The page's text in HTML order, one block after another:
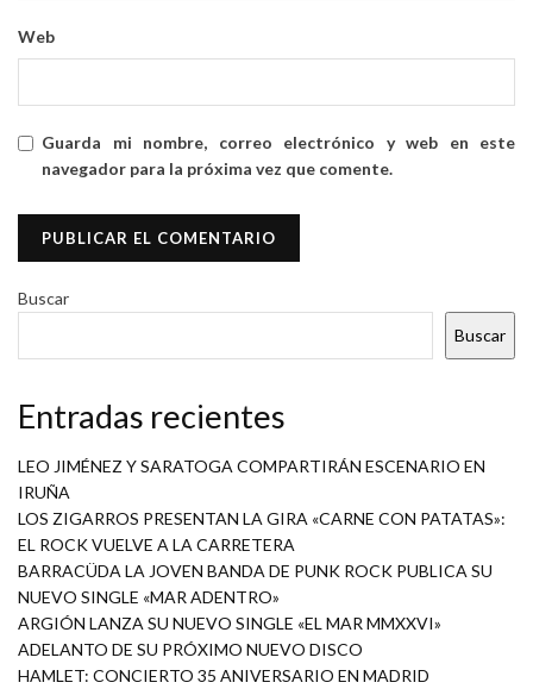
Web
Guarda mi nombre, correo electrónico y web en este
navegador para la próxima vez que comente.
Buscar
Buscar
Entradas recientes
LEO JIMÉNEZ Y SARATOGA COMPARTIRÁN ESCENARIO EN
IRUÑA
LOS ZIGARROS PRESENTAN LA GIRA «CARNE CON PATATAS»:
EL ROCK VUELVE A LA CARRETERA
BARRACÜDA LA JOVEN BANDA DE PUNK ROCK PUBLICA SU
NUEVO SINGLE «MAR ADENTRO»
ARGIÓN LANZA SU NUEVO SINGLE «EL MAR MMXXVI»
ADELANTO DE SU PRÓXIMO NUEVO DISCO
HAMLET: CONCIERTO 35 ANIVERSARIO EN MADRID